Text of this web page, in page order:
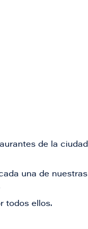
de la
una de
todos ellos.